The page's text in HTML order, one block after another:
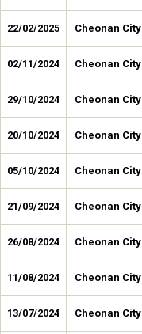
22/02/2025 Cheonan City
02/11/2024 Cheonan City
29/10/2024 Cheonan City
20/10/2024 Cheonan City
05/10/2024 Cheonan City
21/09/2024 Cheonan City
26/08/2024 Cheonan City
11/08/2024 Cheonan City
13/07/2024 Cheonan City